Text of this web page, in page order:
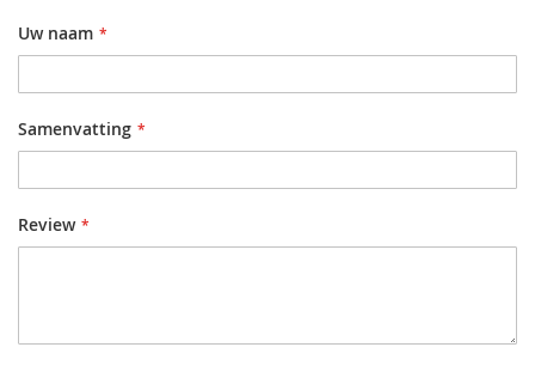
Uw naam
Samenvatting
Review